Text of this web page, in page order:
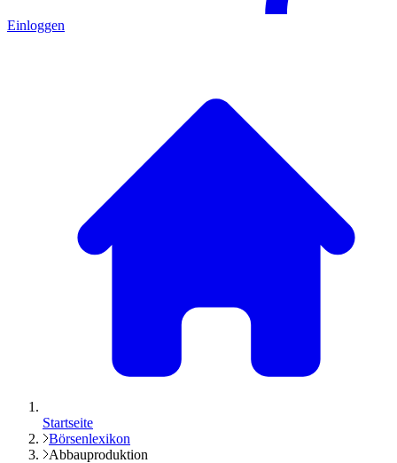
Einloggen
Startseite
Börsenlexikon
Abbauproduktion